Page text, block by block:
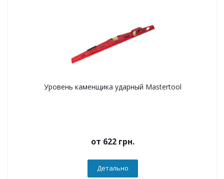
Уровень каменщика ударный Mastertool
от 622 грн.
Детально